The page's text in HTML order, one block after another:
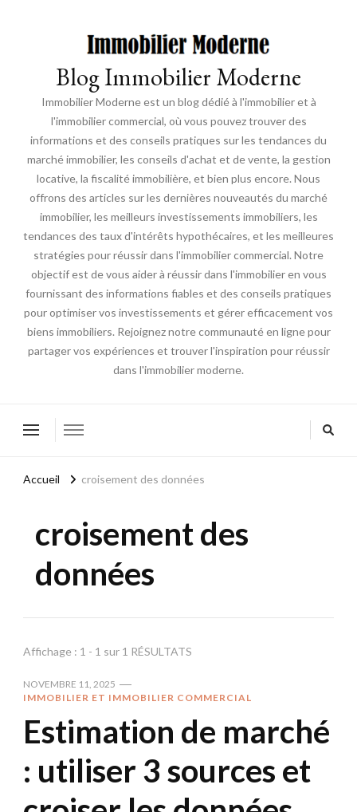
Blog Immobilier Moderne
Immobilier Moderne est un blog dédié à l'immobilier et à
l'immobilier commercial, où vous pouvez trouver des
informations et des conseils pratiques sur les tendances du
marché immobilier, les conseils d'achat et de vente, la gestion
locative, la fiscalité immobilière, et bien plus encore. Nous
offrons des articles sur les dernières nouveautés du marché
immobilier, les meilleurs investissements immobiliers, les
tendances des taux d'intérêts hypothécaires, et les meilleures
stratégies pour réussir dans l'immobilier commercial. Notre
objectif est de vous aider à réussir dans l'immobilier en vous
fournissant des informations fiables et des conseils pratiques
pour optimiser vos investissements et gérer efficacement vos
biens immobiliers. Rejoignez notre communauté en ligne pour
partager vos expériences et trouver l'inspiration pour réussir
dans l'immobilier moderne.
Accueil croisement des données
croisement des
données
Affichage : 1 - 1 sur 1 RÉSULTATS
NOVEMBRE 11, 2025
IMMOBILIER ET IMMOBILIER COMMERCIAL
Estimation de marché
: utiliser 3 sources et